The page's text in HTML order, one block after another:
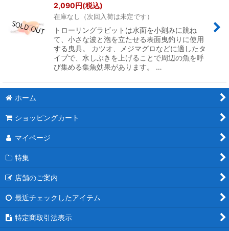
2,090円(税込)
在庫なし（次回入荷は未定です）
トローリングラビットは水面を小刻みに跳ね
て、小さな波と泡を立たせる表面曳釣りに使用
する曳具。 カツオ、メジマグロなどに適したタ
イプで、水しぶきを上げることで周辺の魚を呼
び集める集魚効果があります。 …
ホーム
ショッピングカート
マイページ
特集
店舗のご案内
最近チェックしたアイテム
特定商取引法表示